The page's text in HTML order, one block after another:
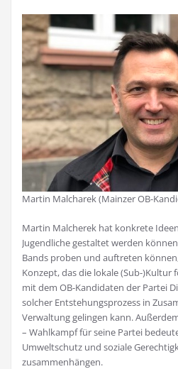
Martin Malcharek (Mainzer OB-
Martin Malcherek hat konkrete
Jugendliche gestaltet werden
Bands proben und auftreten
Konzept, das die lokale (Sub-)Kultur
mit dem OB-Kandidaten der Partei
solcher Entstehungsprozess in
Verwaltung gelingen kann.
– Wahlkampf für seine Partei
Umweltschutz und soziale
zusammenhängen.